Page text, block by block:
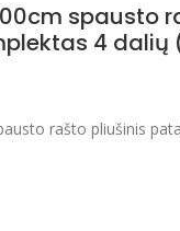
spausto
4 dalių
rašto pliušinis